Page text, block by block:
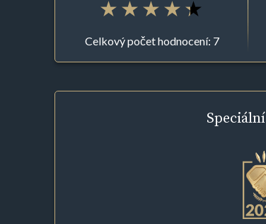
Celkový počet hodnocení: 7
Speciální